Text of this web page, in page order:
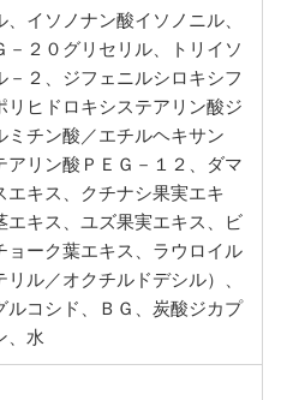
イソノナン酸イソノニル、
－２０グリセリル、トリイソ
２、ジフェニルシロキシフ
ヒドロキシステアリン酸ジ
チン酸／エチルヘキサン
リン酸ＰＥＧ－１２、ダマ
キス、クチナシ果実エキ
キス、ユズ果実エキス、ビ
ーク葉エキス、ラウロイル
ル／オクチルドデシル）、
ルコシド、ＢＧ、炭酸ジカプ
、水